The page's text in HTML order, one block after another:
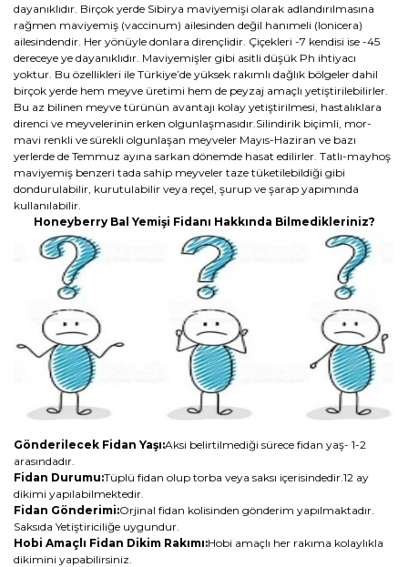
dayanıklıdır. Birçok yerde Sibirya maviyemişi olarak adlandırılmasına
rağmen maviyemiş (vaccinum) ailesinden değil hanımeli (lonicera)
ailesindendir. Her yönüyle donlara dirençlidir. Çiçekleri -7 kendisi ise -45
dereceye ye dayanıklıdır. Maviyemişler gibi asitli düşük Ph ihtiyacı
yoktur. Bu özellikleri ile Türkiye’de yüksek rakımlı dağlık bölgeler dahil
birçok yerde hem meyve üretimi hem de peyzaj amaçlı yetiştirilebilirler.
Bu az bilinen meyve türünün avantajı kolay yetiştirilmesi, hastalıklara
direnci ve meyvelerinin erken olgunlaşmasıdır.Silindirik biçimli, mor-
mavi renkli ve sürekli olgunlaşan meyveler Mayıs-Haziran ve bazı
yerlerde de Temmuz ayına sarkan dönemde hasat edilirler. Tatlı-mayhoş
maviyemiş benzeri tada sahip meyveler taze tüketilebildiği gibi
dondurulabilir, kurutulabilir veya reçel, şurup ve şarap yapımında
kullanılabilir.
Honeyberry Bal Yemişi Fidanı Hakkında Bilmedikleriniz?
Gönderilecek Fidan Yaşı:Aksi belirtilmediği sürece fidan yaş- 1-2
arasındadır.
Fidan Durumu:Tüplü fidan olup torba veya saksı içerisindedir.12 ay
dikimi yapılabilmektedir.
Fidan Gönderimi:Orjinal fidan kolisinden gönderim yapılmaktadır.
Saksıda Yetiştiriciliğe uygundur.
Hobi Amaçlı Fidan Dikim Rakımı:Hobi amaçlı her rakıma kolaylıkla
dikimini yapabilirsiniz.